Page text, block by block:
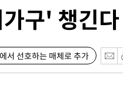
구' 챙긴다
서 선호하는 매체로 추가